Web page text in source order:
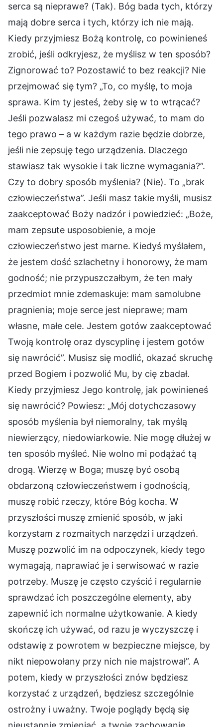
serca są nieprawe? (Tak). Bóg bada tych, którzy
mają dobre serca i tych, którzy ich nie mają.
Kiedy przyjmiesz Bożą kontrolę, co powinieneś
zrobić, jeśli odkryjesz, że myślisz w ten sposób?
Zignorować to? Pozostawić to bez reakcji? Nie
przejmować się tym? „To, co myślę, to moja
sprawa. Kim ty jesteś, żeby się w to wtrącać?
Jeśli pozwalasz mi czegoś używać, to mam do
tego prawo – a w każdym razie będzie dobrze,
jeśli nie zepsuję tego urządzenia. Dlaczego
stawiasz tak wysokie i tak liczne wymagania?”.
Czy to dobry sposób myślenia? (Nie). To „brak
człowieczeństwa”. Jeśli masz takie myśli, musisz
zaakceptować Boży nadzór i powiedzieć: „Boże,
mam zepsute usposobienie, a moje
człowieczeństwo jest marne. Kiedyś myślałem,
że jestem dość szlachetny i honorowy, że mam
godność; nie przypuszczałbym, że ten mały
przedmiot mnie zdemaskuje: mam samolubne
pragnienia; moje serce jest nieprawe; mam
własne, małe cele. Jestem gotów zaakceptować
Twoją kontrolę oraz dyscyplinę i jestem gotów
się nawrócić”. Musisz się modlić, okazać skruchę
przed Bogiem i pozwolić Mu, by cię zbadał.
Kiedy przyjmiesz Jego kontrolę, jak powinieneś
się nawrócić? Powiesz: „Mój dotychczasowy
sposób myślenia był niemoralny, tak myślą
niewierzący, niedowiarkowie. Nie mogę dłużej w
ten sposób myśleć. Nie wolno mi podążać tą
drogą. Wierzę w Boga; muszę być osobą
obdarzoną człowieczeństwem i godnością,
muszę robić rzeczy, które Bóg kocha. W
przyszłości muszę zmienić sposób, w jaki
korzystam z rozmaitych narzędzi i urządzeń.
Muszę pozwolić im na odpoczynek, kiedy tego
wymagają, naprawiać je i serwisować w razie
potrzeby. Muszę je często czyścić i regularnie
sprawdzać ich poszczególne elementy, aby
zapewnić ich normalne użytkowanie. A kiedy
skończę ich używać, od razu je wyczyszczę i
odstawię z powrotem w bezpieczne miejsce, by
nikt niepowołany przy nich nie majstrował”. A
potem, kiedy w przyszłości znów będziesz
korzystać z urządzeń, będziesz szczególnie
ostrożny i uważny. Twoje poglądy będą się